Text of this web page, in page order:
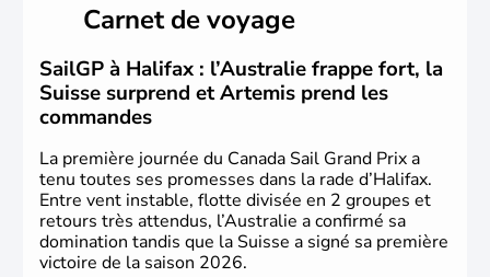
territoire de la ville de Québec, le Canada passe ensuite
sous le contrôle des Britanniques. L'indépendance du
pays a été obtenue au cours d'un long processus qui s'est
étalé de 1867 à 1982. Le peuple autochtone des Inuits,
aujourd'hui appelé Eskimos, n'est découvert qu'au début
du XXème siècle lors d'une expédition dans le Grand
Nord.
Carnet de voyage
SailGP à Halifax : l’Australie frappe fort, la
Suisse surprend et Artemis prend les
commandes
La première journée du Canada Sail Grand Prix a
tenu toutes ses promesses dans la rade d’Halifax.
Entre vent instable, flotte divisée en 2 groupes et
retours très attendus, l’Australie a confirmé sa
domination tandis que la Suisse a signé sa première
victoire de la saison 2026.